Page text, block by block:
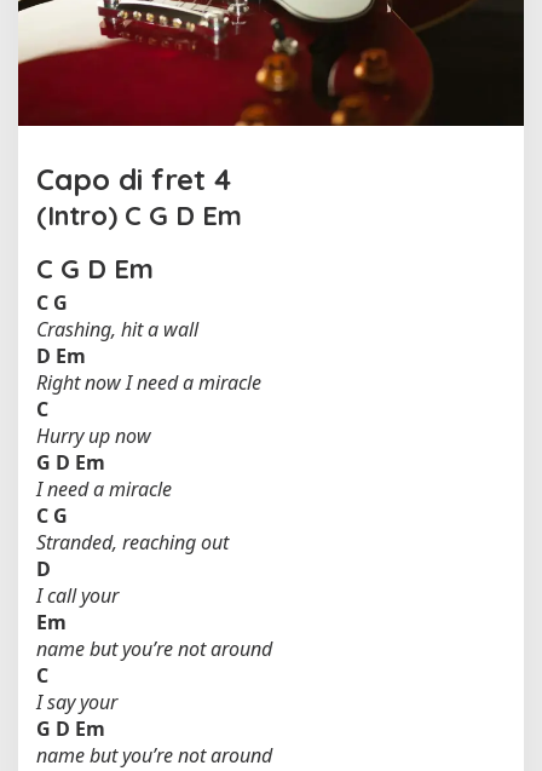
o
w
n
e
T
h
e
i
m
(
.
a
Capo di fret 4
(Intro) C G D Em
C G D Em
C G
Crashing, hit a wall
D Em
Right now I need a miracle
C
Hurry up now
G D Em
I need a miracle
C G
Stranded, reaching out
D
I call your
Em
name but you’re not around
C
I say your
G D Em
name but you’re not around